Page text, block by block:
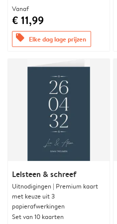
Vanaf
€ 11,99
offers Elke dag lage prijzen
Leisteen & schreef
Uitnodigingen | Premium kaart
met keuze uit 3
papierafwerkingen
Set van 10 kaarten